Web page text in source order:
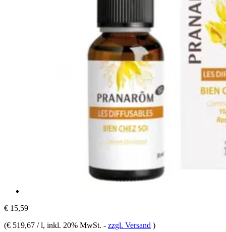
€ 15,59
(€ 519,67 / l, inkl. 20% MwSt. - zzgl. Versand )